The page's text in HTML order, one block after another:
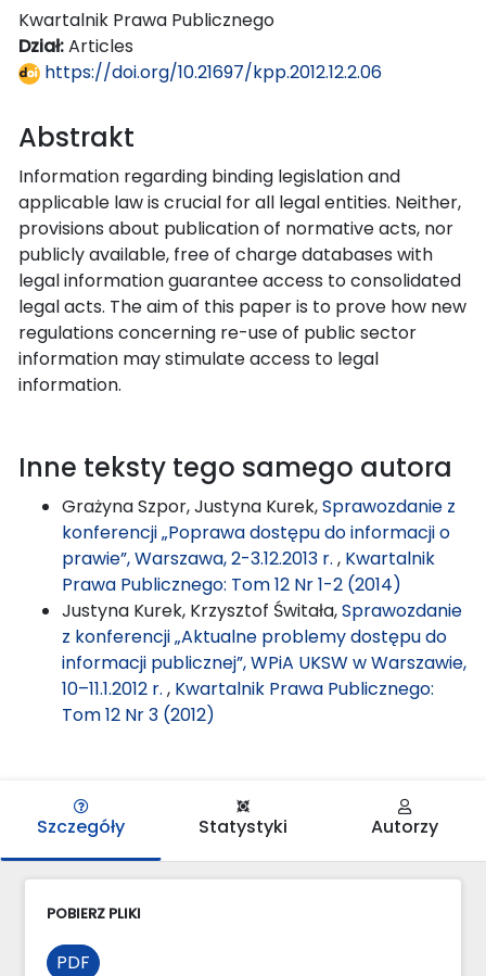
Kwartalnik Prawa Publicznego
Dział:Articles
https://doi.org/10.21697/kpp.2012.12.2.06
Abstrakt
Information regarding binding legislation and
applicable law is crucial for all legal entities. Neither,
provisions about publication of normative acts, nor
publicly available, free of charge databases with
legal information guarantee access to consolidated
legal acts. The aim of this paper is to prove how new
regulations concerning re-use of public sector
information may stimulate access to legal
information.
Inne teksty tego samego autora
Grażyna Szpor, Justyna Kurek,Sprawozdanie z
konferencji „Poprawa dostępu do informacji o
prawie”, Warszawa, 2-3.12.2013 r. , Kwartalnik
Prawa Publicznego: Tom 12 Nr 1-2 (2014)
Justyna Kurek, Krzysztof Świtała,Sprawozdanie
z konferencji „Aktualne problemy dostępu do
informacji publicznej”, WPiA UKSW w Warszawie,
10–11.1.2012 r. , Kwartalnik Prawa Publicznego:
Tom 12 Nr 3 (2012)
Szczegóły Statystyki Autorzy
POBIERZ PLIKI
PDF